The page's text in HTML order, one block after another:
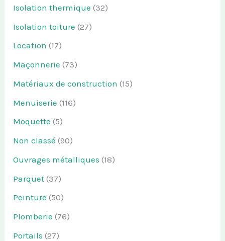
Isolation thermique (32)
Isolation toiture (27)
Location (17)
Maçonnerie (73)
Matériaux de construction (15)
Menuiserie (116)
Moquette (5)
Non classé (90)
Ouvrages métalliques (18)
Parquet (37)
Peinture (50)
Plomberie (76)
Portails (27)